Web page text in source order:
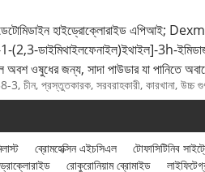
হাইড্রোক্লোরাইড
ডাইমিথাইলফেনাইল)ইথাইল]-3h-
ওষুধের জন্য, সাদা পাউডার যা পানিতে
চীন, প্রস্তুতকারক, সরবরাহকারী, কারখানা, উচ্চ
ব্রোমহেক্সিন এইচসিএল টোফাসিটিনিব
রোকুরোনিয়াম ব্রোমাইড